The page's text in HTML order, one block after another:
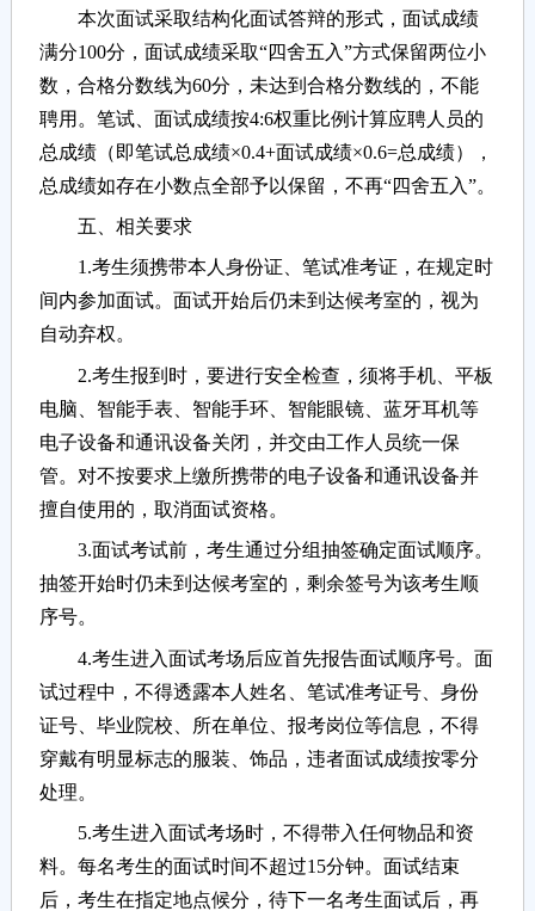
本次面试采取结构化面试答辩的形式，面试成绩
满分100分，面试成绩采取“四舍五入”方式保留两位小
数，合格分数线为60分，未达到合格分数线的，不能
聘用。笔试、面试成绩按4:6权重比例计算应聘人员的
总成绩（即笔试总成绩×0.4+面试成绩×0.6=总成绩），
总成绩如存在小数点全部予以保留，不再“四舍五入”。
五、相关要求
1.考生须携带本人身份证、笔试准考证，在规定时
间内参加面试。面试开始后仍未到达候考室的，视为
自动弃权。
2.考生报到时，要进行安全检查，须将手机、平板
电脑、智能手表、智能手环、智能眼镜、蓝牙耳机等
电子设备和通讯设备关闭，并交由工作人员统一保
管。对不按要求上缴所携带的电子设备和通讯设备并
擅自使用的，取消面试资格。
3.面试考试前，考生通过分组抽签确定面试顺序。
抽签开始时仍未到达候考室的，剩余签号为该考生顺
序号。
4.考生进入面试考场后应首先报告面试顺序号。面
试过程中，不得透露本人姓名、笔试准考证号、身份
证号、毕业院校、所在单位、报考岗位等信息，不得
穿戴有明显标志的服装、饰品，违者面试成绩按零分
处理。
5.考生进入面试考场时，不得带入任何物品和资
料。每名考生的面试时间不超过15分钟。面试结束
后，考生在指定地点候分，待下一名考生面试后，再